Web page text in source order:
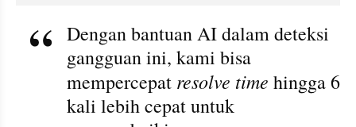
Dengan bantuan AI dalam deteksi
gangguan ini, kami bisa
mempercepat resolve time hingga 6
kali lebih cepat untuk